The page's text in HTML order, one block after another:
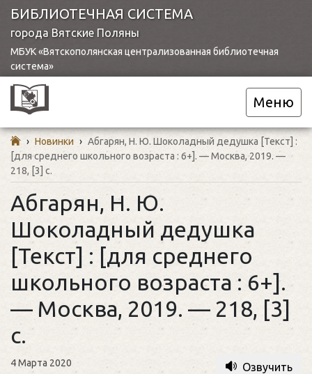
БИБЛИОТЕЧНАЯ СИСТЕМА
города Вятские Поляны
МБУК «Вятскополянская централизованная библиотечная
система»
Меню
› Новинки › Абгарян, Н. Ю. Шоколадный дедушка [Текст] :
[для среднего школьного возраста : 6+]. — Москва, 2019. —
218, [3] с.
Абгарян, Н. Ю.
Шоколадный дедушка
[Текст] : [для среднего
школьного возраста : 6+].
— Москва, 2019. — 218, [3]
с.
4 Марта 2020 Озвучить